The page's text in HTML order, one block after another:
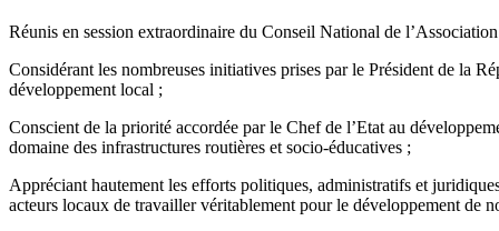
Réunis en session extraordinaire du Conseil National de
Considérant les nombreuses initiatives prises par le Président de la
développement local ;
Conscient de la priorité accordée par le Chef de l’Etat au
domaine des infrastructures routières et socio-éducatives ;
Appréciant hautement les efforts politiques, administratifs et
acteurs locaux de travailler véritablement pour le développement de